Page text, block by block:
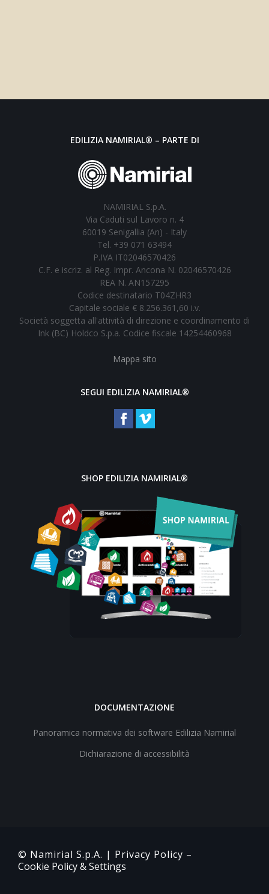
EDILIZIA NAMIRIAL® – PARTE DI
NAMIRIAL S.p.A.
Via Caduti sul Lavoro n. 4
60019 Senigallia (An) - Italy
Tel. +39 071 63494
P.IVA IT02046570426
C.F. e iscriz. al Reg. Impr. Ancona N. 02046570426
REA N. AN157295
Codice destinatario T04ZHR3
Capitale sociale € 8.256.361,60 i.v.
Società soggetta all'attività di direzione e coordinamento di
Ink (BC) Holdco S.p.a. Codice fiscale 14254460968
Mappa sito
SEGUI EDILIZIA NAMIRIAL®
SHOP EDILIZIA NAMIRIAL®
DOCUMENTAZIONE
Panoramica normativa dei software Edilizia Namirial
Dichiarazione di accessibilità
© Namirial S.p.A. | Privacy Policy –
Cookie Policy & Settings